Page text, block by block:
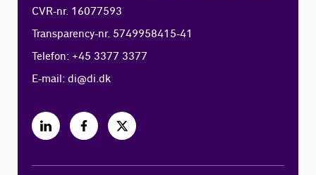
CVR-nr. 16077593
Transparency-nr. 5749958415-41
Telefon: +45 3377 3377
E-mail:di@di.dk